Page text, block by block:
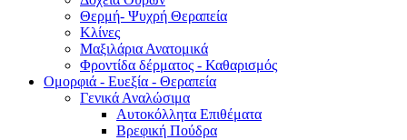
Θερμή- Ψυχρή Θεραπεία
Κλίνες
Μαξιλάρια Ανατομικά
Φροντίδα δέρματος - Καθαρισμός
Ομορφιά - Ευεξία - Θεραπεία
Γενικά Αναλώσιμα
Αυτοκόλλητα Επιθέματα
Βρεφική Πούδρα